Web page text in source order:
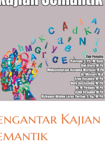
Kajian